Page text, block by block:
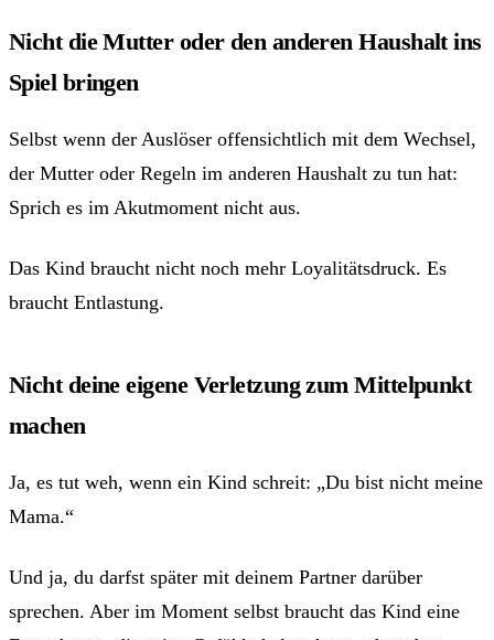
Nicht die Mutter oder den anderen Haushalt ins
Spiel bringen
Selbst wenn der Auslöser offensichtlich mit dem Wechsel,
der Mutter oder Regeln im anderen Haushalt zu tun hat:
Sprich es im Akutmoment nicht aus.
Das Kind braucht nicht noch mehr Loyalitätsdruck. Es
braucht Entlastung.
Nicht deine eigene Verletzung zum Mittelpunkt
machen
Ja, es tut weh, wenn ein Kind schreit: „Du bist nicht meine
Mama.“
Und ja, du darfst später mit deinem Partner darüber
sprechen. Aber im Moment selbst braucht das Kind eine